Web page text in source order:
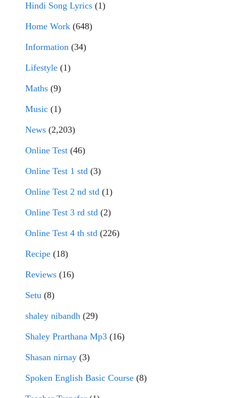
Hindi Song Lyrics (1)
Home Work (648)
Information (34)
Lifestyle (1)
Maths (9)
Music (1)
News (2,203)
Online Test (46)
Online Test 1 std (3)
Online Test 2 nd std (1)
Online Test 3 rd std (2)
Online Test 4 th std (226)
Recipe (18)
Reviews (16)
Setu (8)
shaley nibandh (29)
Shaley Prarthana Mp3 (16)
Shasan nirnay (3)
Spoken English Basic Course (8)